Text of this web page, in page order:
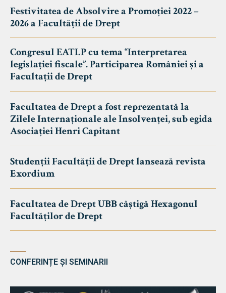
Festivitatea de Absolvire a Promoției 2022 –
2026 a Facultății de Drept
Congresul EATLP cu tema “Interpretarea
legislației fiscale”. Participarea României și a
Facultații de Drept
Facultatea de Drept a fost reprezentată la
Zilele Internaționale ale Insolvenței, sub egida
Asociației Henri Capitant
Studenții Facultății de Drept lansează revista
Exordium
Facultatea de Drept UBB câștigă Hexagonul
Facultăților de Drept
CONFERINȚE ȘI SEMINARII